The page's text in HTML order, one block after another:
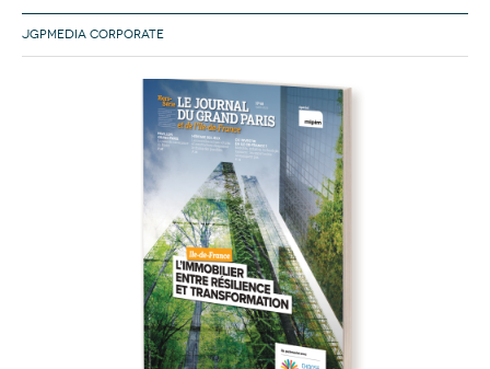
JGPMEDIA CORPORATE